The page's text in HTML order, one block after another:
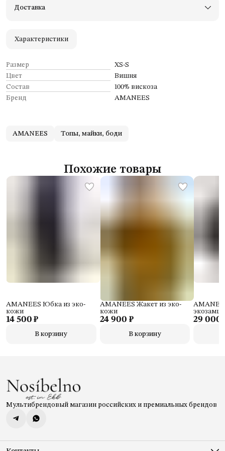
Оплата — картой, СБП или наличными
Доставка
Характеристики
Размер
XS-S
Цвет
Вишня
Состав
100% вискоза
Бренд
AMANEES
AMANEES Топы, майки, боди
Похожие товары
14 500 ₽
AMANEES Юбка из эко-
кожи
В корзину
24 900 ₽
AMANEES Жакет из эко-
кожи
В корзину
29 000
Мультибрендовый магазин российских и премиальных брендов